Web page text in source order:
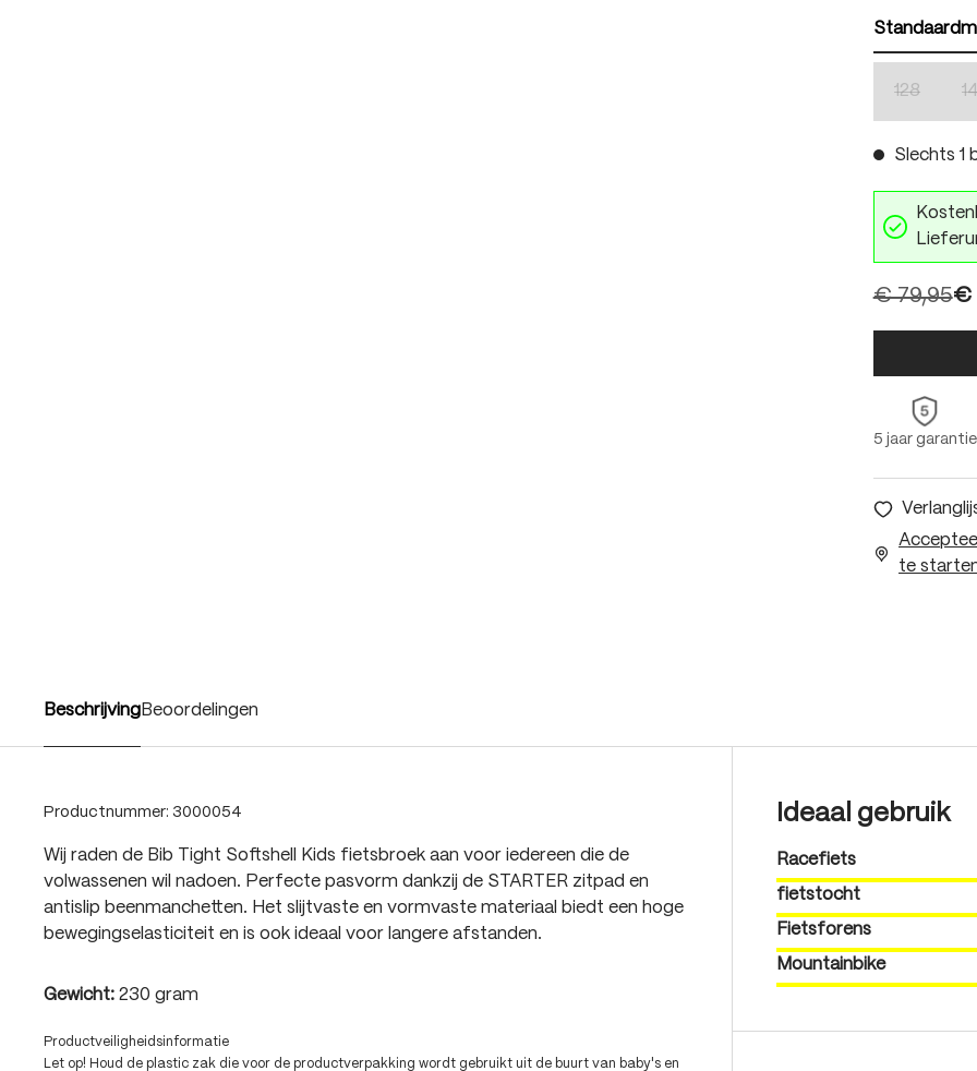
128
Slechts 1
€
€ 79,95
5 jaar garantie
te
Beschrijving Beoordelingen
Productnummer: 3000054
Wij raden de Bib Tight Softshell Kids fietsbroek aan voor iedereen die de
volwassenen wil nadoen. Perfecte pasvorm dankzij de STARTER zitpad en
antislip beenmanchetten. Het slijtvaste en vormvaste materiaal biedt een hoge
bewegingselasticiteit en is ook ideaal voor langere afstanden.
Gewicht: 230 gram
Productveiligheidsinformatie
Let op! Houd de plastic zak die voor de productverpakking wordt gebruikt uit de buurt van baby's en
Ideaal gebruik
Racefiets
fietstocht
Fietsforens
Mountainbike